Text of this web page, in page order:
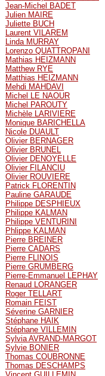
Jean-Michel BADET
Julien MAIRE
Juliette BUCH
Laurent VILAREM
Linda MURRAY
Lorenzo QUATTROPANI
Mathias HEIZMANN
Matthew RYE
Matthias HEIZMANN
Mehdi MAHDAVI
Michel LE NAOUR
Michel PAROUTY
Michèle LARIVIERE
Monique BARICHELLA
Nicole DUAULT
Olivier BERNAGER
Olivier BRUNEL
Olivier DENOYELLE
Olivier FILANCIU
Olivier ROUVIERE
Patrick FLORENTIN
Pauline GARAUDE
Philippe DESPHIEUX
Philippe KALMAN
Philippe VENTURINI
Phlippe KALMAN
Pierre BREINER
Pierre CADARS
Pierre FLINOIS
Pierre GRUMBERG
Pierre-Emmanuel LEPHAY
Renaud LORANGER
Roger TELLART
Romain FEIST
Séverine GARNIER
Stéphane HAIK
Stéphane VILLEMIN
Sylvia AVRAND-MARGOT
Sylvie BONIER
Thomas COUBRONNE
Thomas DESCHAMPS